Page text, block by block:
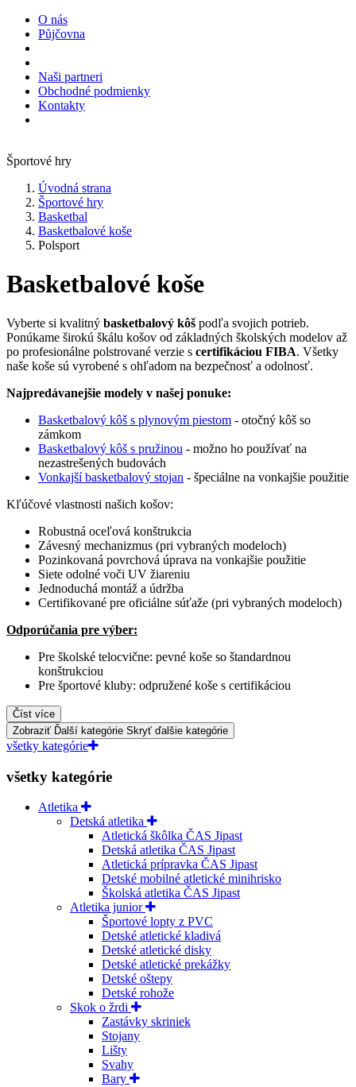
O nás
Půjčovna
Naši partneri
Obchodné podmienky
Kontakty
Športové hry
Úvodná strana
Športové hry
Basketbal
Basketbalové koše
Polsport
Basketbalové koše
Vyberte si kvalitný basketbalový kôš podľa svojich potrieb.
Ponúkame širokú škálu košov od základných školských modelov až
po profesionálne polstrované verzie s certifikáciou FIBA. Všetky
naše koše sú vyrobené s ohľadom na bezpečnosť a odolnosť.
Najpredávanejšie modely v našej ponuke:
Basketbalový kôš s plynovým piestom - otočný kôš so
zámkom
Basketbalový kôš s pružinou - možno ho používať na
nezastrešených budovách
Vonkajší basketbalový stojan - špeciálne na vonkajšie použitie
Kľúčové vlastnosti našich košov:
Robustná oceľová konštrukcia
Závesný mechanizmus (pri vybraných modeloch)
Pozinkovaná povrchová úprava na vonkajšie použitie
Siete odolné voči UV žiareniu
Jednoduchá montáž a údržba
Certifikované pre oficiálne súťaže (pri vybraných modeloch)
Odporúčania pre výber:
Pre školské telocvične: pevné koše so štandardnou
konštrukciou
Pre športové kluby: odpružené koše s certifikáciou
Číst více
Zobraziť Ďalší kategórie Skryť ďalšie kategórie
všetky kategórie
všetky kategórie
Atletika
Detská atletika
Atletická škôlka ČAS Jipast
Detská atletika ČAS Jipast
Atletická prípravka ČAS Jipast
Detské mobilné atletické minihrisko
Školská atletika ČAS Jipast
Atletika junior
Športové lopty z PVC
Detské atletické kladivá
Detské atletické disky
Detské atletické prekážky
Detské oštepy
Detské rohože
Skok o žrdi
Zastávky skriniek
Stojany
Lišty
Svahy
Bary